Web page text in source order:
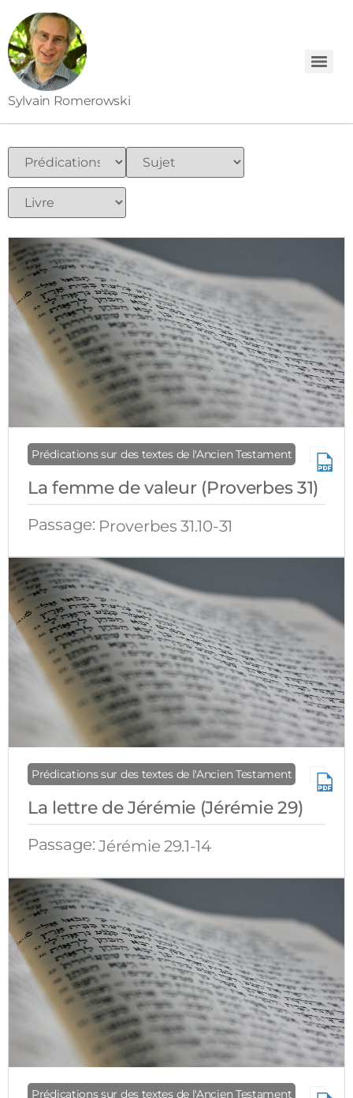
Sylvain Romerowski
Prédications sur des textes de l'Ancien Testament
La femme de valeur (Proverbes 31)
Passage: Proverbes 31.10-31
Prédications sur des textes de l'Ancien Testament
La lettre de Jérémie (Jérémie 29)
Passage: Jérémie 29.1-14
Prédications sur des textes de l'Ancien Testament